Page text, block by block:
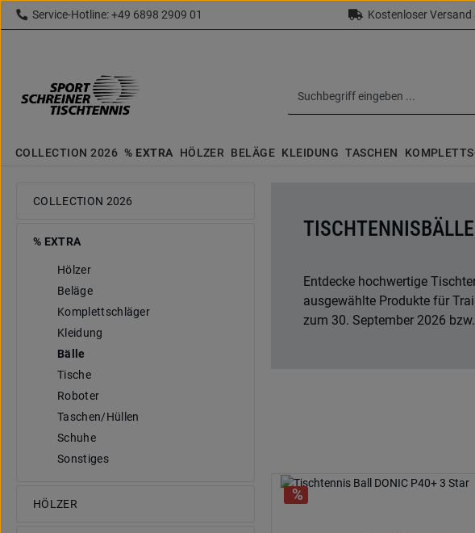
Hauptinhalt springen
Zur Suche springen
Zur Hauptnavigation springen
Service-Hotline: +49 6898 2909 01 Kostenloser
COLLECTION 2026 % EXTRA HÖLZER BELÄGE KLEIDUNG TASCHEN
COLLECTION 2026
% EXTRA
Hölzer
Beläge
Komplettschläger
Kleidung
Bälle
Tische
Roboter
Taschen/Hüllen
Schuhe
Sonstiges
HÖLZER
Entdecke hochwertige
ausgewählte Produkte für
zum 30. September 2026